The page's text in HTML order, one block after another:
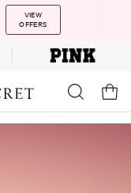
VIEW
OFFERS